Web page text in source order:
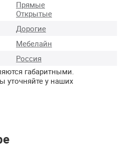
Прямые
Открытые
Дорогие
Мебелайн
Россия
габаритными.
уточняйте у наших